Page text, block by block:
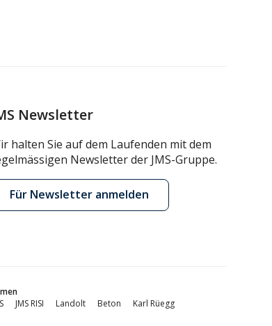
Newsletter
halten Sie auf dem Laufenden mit dem
Newsletter der JMS-Gruppe.
Für Newsletter anmelden
JMS RISI Landolt Beton Karl Rüegg